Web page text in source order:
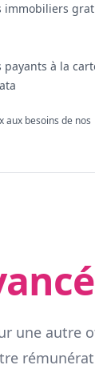
immobiliers
à la
aux besoins de nos
une autre